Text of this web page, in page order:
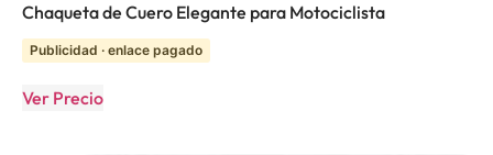
Chaqueta de Cuero Elegante para Motociclista
Publicidad · enlace pagado
Ver Precio